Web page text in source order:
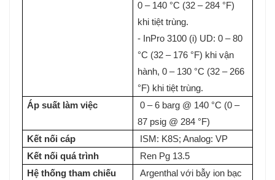
0 – 140 °C (32 – 284 °F)
khi tiệt trùng.
- InPro 3100 (i) UD: 0 – 80
°C (32 – 176 °F) khi vận
hành, 0 – 130 °C (32 – 266
°F) khi tiệt trùng.
Áp suất làm việc
0 – 6 barg @ 140 °C (0 –
87 psig @ 284 °F)
Kết nối cáp
ISM: K8S; Analog: VP
Kết nối quá trình
Ren Pg 13.5
Hệ thống tham chiếu
Argenthal với bẫy ion bạc